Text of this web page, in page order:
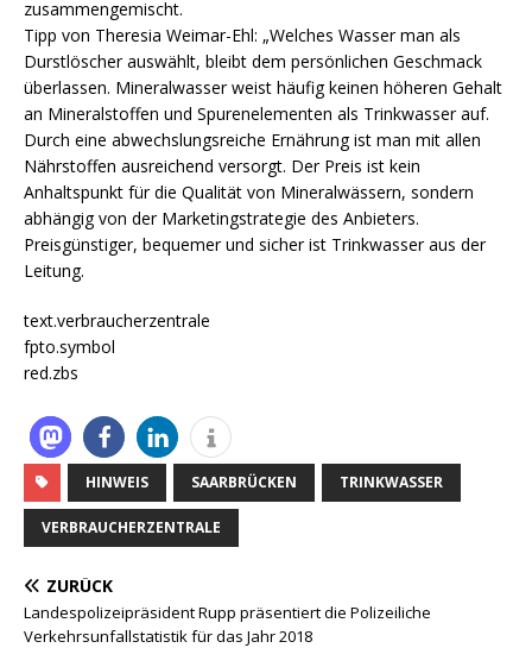
zusammengemischt.
Tipp von Theresia Weimar-Ehl: „Welches Wasser man als
Durstlöscher auswählt, bleibt dem persönlichen Geschmack
überlassen. Mineralwasser weist häufig keinen höheren Gehalt
an Mineralstoffen und Spurenelementen als Trinkwasser auf.
Durch eine abwechslungsreiche Ernährung ist man mit allen
Nährstoffen ausreichend versorgt. Der Preis ist kein
Anhaltspunkt für die Qualität von Mineralwässern, sondern
abhängig von der Marketingstrategie des Anbieters.
Preisgünstiger, bequemer und sicher ist Trinkwasser aus der
Leitung.
text.verbraucherzentrale
fpto.symbol
red.zbs
HINWEIS SAARBRÜCKEN TRINKWASSER
VERBRAUCHERZENTRALE
ZURÜCK
Landespolizeipräsident Rupp präsentiert die Polizeiliche
Verkehrsunfallstatistik für das Jahr 2018